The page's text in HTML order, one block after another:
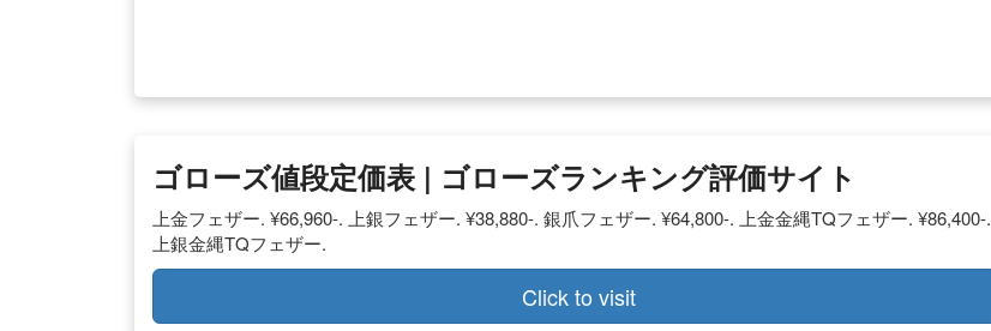
ゴローズ値段定価表 | ゴローズランキング評価サイト
上金フェザー. ¥66,960-. 上銀フェザー. ¥38,880-. 銀爪フェザー. ¥64,800-. 上金金縄TQフェザー. ¥86,400-.
上銀金縄TQフェザー.
Click to visit